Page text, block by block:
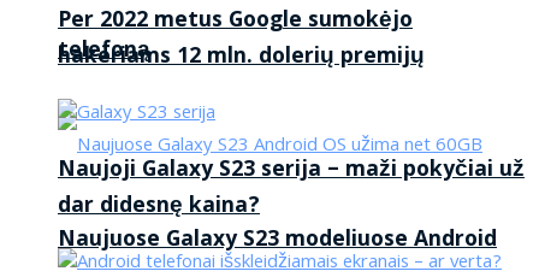
telefoną
Naujuose Galaxy S23 modeliuose Android
Per 2022 metus Google sumokėjo
hakeriams 12 mln. dolerių premijų
Naujoji Galaxy S23 serija – maži pokyčiai už
dar didesnę kaina?